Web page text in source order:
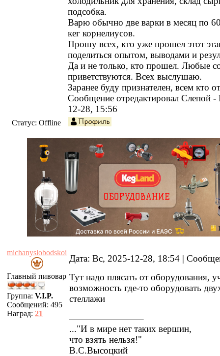
подсобка.
Варю обычно две варки в месяц по
кег корнелиусов.
Прошу всех, кто уже прошел этот
поделиться опытом, выводами и
Да и не только, кто прошел. Любые
приветствуются. Всех выслушаю.
Заранее буду признателен, всем кто
Сообщение отредактировал Слепой -
12-28, 15:56
Статус: Offline
michanyslobodskoi
Дата: Вс, 2025-12-28, 18:54 |
Главный пивовар
Группа: V.I.P.
Сообщений: 495
Наград: 21
Тут надо плясать от оборудования,
возможность где-то оборудовать
стеллажи
..."И в мире нет таких вершин,
что взять нельзя!"
В.С.Высоцкий